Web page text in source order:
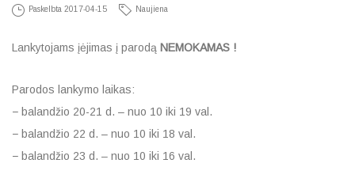
Paskelbta 2017-04-15 Naujiena
Lankytojams įėjimas į parodą NEMOKAMAS !
Parodos lankymo laikas:
− balandžio 20-21 d. – nuo 10 iki 19 val.
− balandžio 22 d. – nuo 10 iki 18 val.
− balandžio 23 d. ‒ nuo 10 iki 16 val.